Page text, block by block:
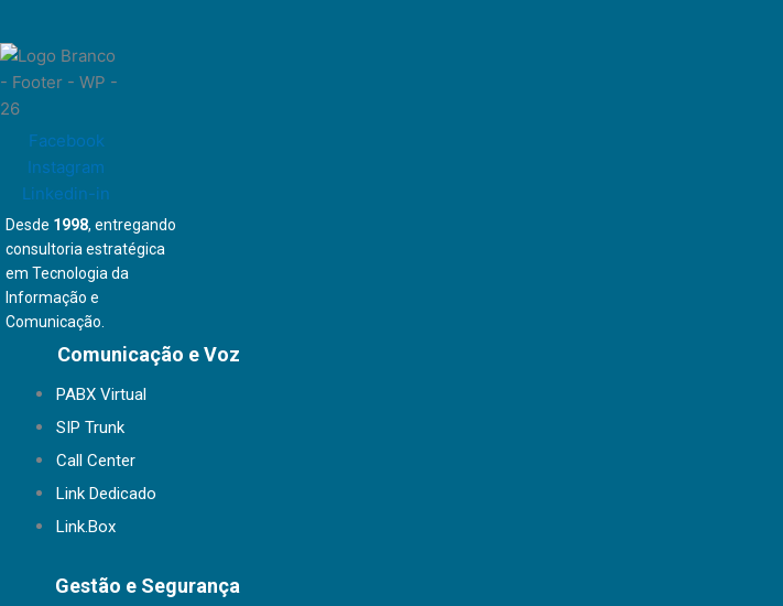
Facebook
Instagram
Linkedin-in
Desde 1998, entregando
consultoria estratégica
em Tecnologia da
Informação e
Comunicação.
Comunicação e Voz
PABX Virtual
SIP Trunk
Call Center
Link Dedicado
Link.Box
Gestão e Segurança